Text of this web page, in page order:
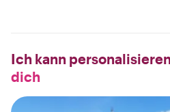
Ich kann personalisieren
dich